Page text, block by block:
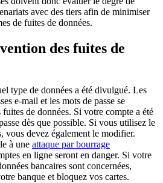
avec des tiers afin de minimiser
de fuites de données.
des fuites de
type de données a été divulgué. Les
e-mail et les mots de passe se
de données. Si votre compte a été
dès que possible. Si vous utilisez le
vous devez également le modifier.
à une attaque par bourrage
en ligne seront en danger. Si votre
bancaires sont concernées,
banque et bloquez vos cartes.